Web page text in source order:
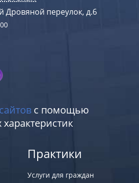
Дровяной переулок, д.6
с помощью
Практики
Услуги для граждан